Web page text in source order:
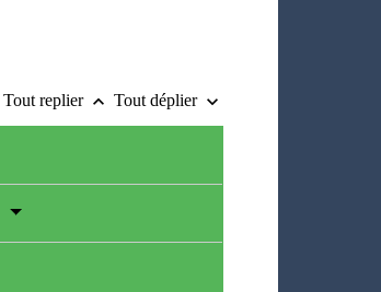
Tout replier keyboard_arrow_up Tout déplier keyboard_arrow_down